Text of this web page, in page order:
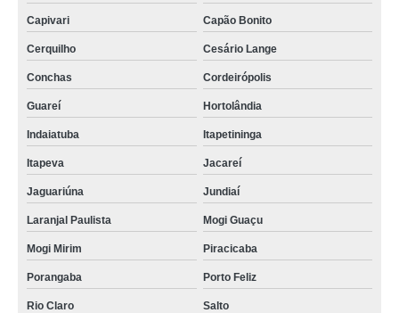
Capivari Capão Bonito
Cerquilho Cesário Lange
Conchas Cordeirópolis
Guareí Hortolândia
Indaiatuba Itapetininga
Itapeva Jacareí
Jaguariúna Jundiaí
Laranjal Paulista Mogi Guaçu
Mogi Mirim Piracicaba
Porangaba Porto Feliz
Rio Claro Salto